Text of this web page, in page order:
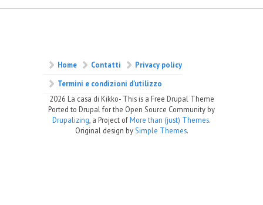
Home Contatti
Privacy policy
Termini e condizioni d’utilizzo
2026 La casa di Kikko- This is a Free Drupal Theme
Ported to Drupal for the Open Source Community by
Drupalizing, a Project ofMore than (just) Themes.
Original design bySimple Themes.